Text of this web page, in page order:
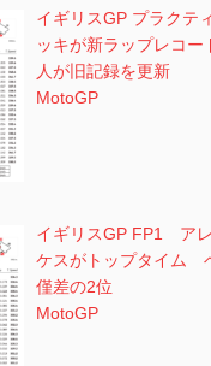
イギリスGP プラクテ
ッキが新ラップレコ
人が旧記録を更新
MotoGP
イギリスGP FP1 ア
ケスがトップタイム
僅差の2位
MotoGP